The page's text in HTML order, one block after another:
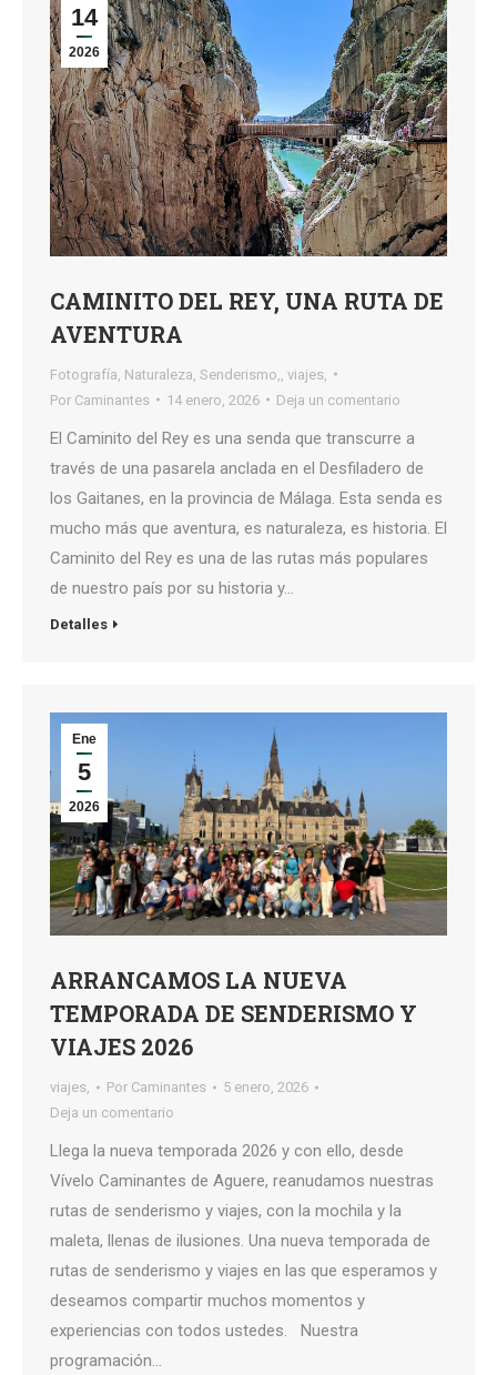
14
2026
CAMINITO DEL REY, UNA RUTA DE
AVENTURA
Fotografía Naturaleza Senderismo,
viajes,
Por Caminantes 14 enero, 2026 Deja un comentario
El Caminito del Rey es una senda que transcurre a
través de una pasarela anclada en el Desfiladero de
los Gaitanes, en la provincia de Málaga. Esta senda es
mucho más que aventura, es naturaleza, es historia. El
Caminito del Rey es una de las rutas más populares
de nuestro país por su historia y…
Detalles
Ene
5
2026
ARRANCAMOS LA NUEVA
TEMPORADA DE SENDERISMO Y
VIAJES 2026
viajes, Por Caminantes
5 enero, 2026
Deja un comentario
Llega la nueva temporada 2026 y con ello, desde
Vívelo Caminantes de Aguere, reanudamos nuestras
rutas de senderismo y viajes, con la mochila y la
maleta, llenas de ilusiones. Una nueva temporada de
rutas de senderismo y viajes en las que esperamos y
deseamos compartir muchos momentos y
experiencias con todos ustedes. Nuestra
programación…